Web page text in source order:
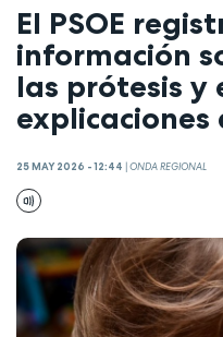
El PSOE
información
las prótesis y
explicaciones
25 MAY 2026 - 12:44 |ONDA REGIONAL